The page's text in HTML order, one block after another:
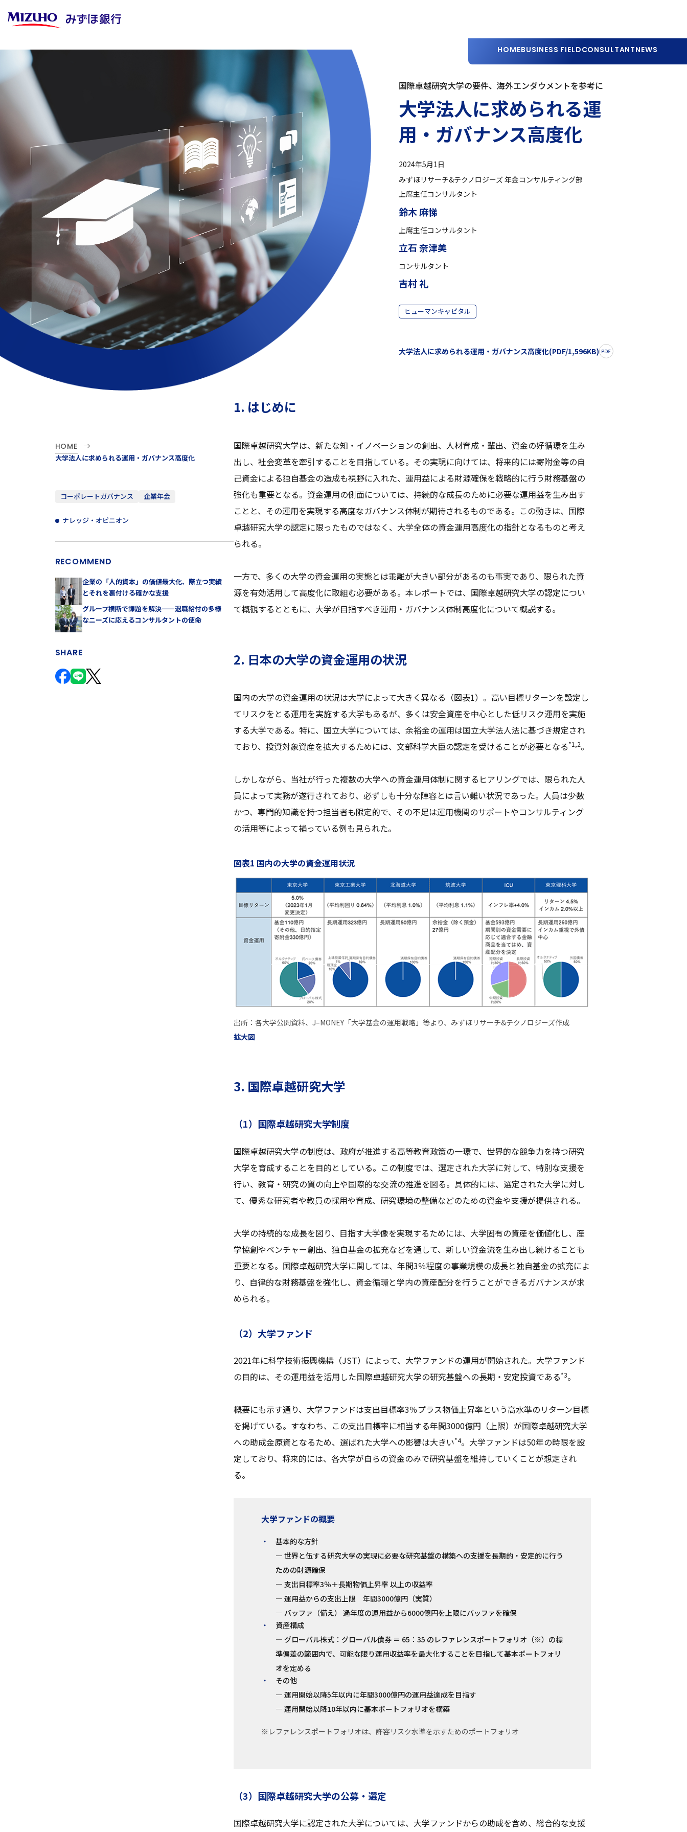
HOMEBUSINESS FIELDCONSULTANTNEWS
国際卓越研究大学の要件、海外エンダウメントを参考に
大学法人に求められる運
用・ガバナンス高度化
2024年5月1日
みずほリサーチ&テクノロジーズ 年金コンサルティング部
上席主任コンサルタント
鈴木 麻悌
上席主任コンサルタント
立石 奈津美
コンサルタント
吉村 礼
ヒューマンキャピタル
大学法人に求められる運用・ガバナンス高度化(PDF/1,596KB)
HOME
大学法人に求められる運用・ガバナンス高度化
コーポレートガバナンス 企業年金
ナレッジ・オピニオン
RECOMMEND
企業の「人的資本」の価値最大化、際立つ実績
とそれを裏付ける確かな支援
グループ横断で課題を解決——退職給付の多様
なニーズに応えるコンサルタントの使命
SHARE
1. はじめに
国際卓越研究大学は、新たな知・イノベーションの創出、人材育成・輩出、資金の好循環を生み
出し、社会変革を牽引することを目指している。その実現に向けては、将来的には寄附金等の自
己資金による独自基金の造成も視野に入れた、運用益による財源確保を戦略的に行う財務基盤の
強化も重要となる。資金運用の側面については、持続的な成長のために必要な運用益を生み出す
ことと、その運用を実現する高度なガバナンス体制が期待されるものである。この動きは、国際
卓越研究大学の認定に限ったものではなく、大学全体の資金運用高度化の指針となるものと考え
られる。
一方で、多くの大学の資金運用の実態とは乖離が大きい部分があるのも事実であり、限られた資
源を有効活用して高度化に取組む必要がある。本レポートでは、国際卓越研究大学の認定につい
て概観するとともに、大学が目指すべき運用・ガバナンス体制高度化について概説する。
2. 日本の大学の資金運用の状況
国内の大学の資金運用の状況は大学によって大きく異なる（図表1）。高い目標リターンを設定し
てリスクをとる運用を実施する大学もあるが、多くは安全資産を中心とした低リスク運用を実施
する大学である。特に、国立大学については、余裕金の運用は国立大学法人法に基づき規定され
ており、投資対象資産を拡大するためには、文部科学大臣の認定を受けることが必要となる*1,2。
しかしながら、当社が行った複数の大学への資金運用体制に関するヒアリングでは、限られた人
員によって実務が遂行されており、必ずしも十分な陣容とは言い難い状況であった。人員は少数
かつ、専門的知識を持つ担当者も限定的で、その不足は運用機関のサポートやコンサルティング
の活用等によって補っている例も見られた。
図表1 国内の大学の資金運用状況
出所：各大学公開資料、J–MONEY「大学基金の運用戦略」等より、みずほリサーチ&テクノロジーズ作成
拡大図
3. 国際卓越研究大学
（1）国際卓越研究大学制度
国際卓越研究大学の制度は、政府が推進する高等教育政策の一環で、世界的な競争力を持つ研究
大学を育成することを目的としている。この制度では、選定された大学に対して、特別な支援を
行い、教育・研究の質の向上や国際的な交流の推進を図る。具体的には、選定された大学に対し
て、優秀な研究者や教員の採用や育成、研究環境の整備などのための資金や支援が提供される。
大学の持続的な成長を図り、目指す大学像を実現するためには、大学固有の資産を価値化し、産
学協創やベンチャー創出、独自基金の拡充などを通して、新しい資金流を生み出し続けることも
重要となる。国際卓越研究大学に関しては、年間3％程度の事業規模の成長と独自基金の拡充によ
り、自律的な財務基盤を強化し、資金循環と学内の資産配分を行うことができるガバナンスが求
められる。
（2）大学ファンド
2021年に科学技術振興機構（JST）によって、大学ファンドの運用が開始された。大学ファンド
の目的は、その運用益を活用した国際卓越研究大学の研究基盤への長期・安定投資である*3。
概要にも示す通り、大学ファンドは支出目標率3％プラス物価上昇率という高水準のリターン目標
を掲げている。すなわち、この支出目標率に相当する年間3000億円（上限）が国際卓越研究大学
への助成金原資となるため、選ばれた大学への影響は大きい*4。大学ファンドは50年の時限を設
定しており、将来的には、各大学が自らの資金のみで研究基盤を維持していくことが想定され
る。
大学ファンドの概要
基本的な方針
— 世界と伍する研究大学の実現に必要な研究基盤の構築への支援を長期的・安定的に行う
ための財源確保
— 支出目標率3％＋長期物価上昇率 以上の収益率
— 運用益からの支出上限 年間3000億円（実質）
— バッファ（備え） 過年度の運用益から6000億円を上限にバッファを確保
資産構成
— グローバル株式：グローバル債券 ＝ 65：35 のレファレンスポートフォリオ（※）の標
準偏差の範囲内で、可能な限り運用収益率を最大化することを目指して基本ポートフォリ
オを定める
その他
— 運用開始以降5年以内に年間3000億円の運用益達成を目指す
— 運用開始以降10年以内に基本ポートフォリオを構築
※レファレンスポートフォリオは、許容リスク水準を示すためのポートフォリオ
（3）国際卓越研究大学の公募・選定
国際卓越研究大学に認定された大学については、大学ファンドからの助成を含め、総合的な支援